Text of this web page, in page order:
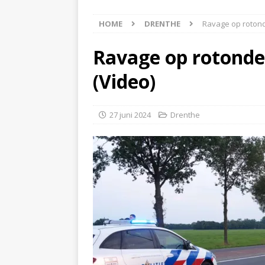
[ 4 augustus 2026 ]
Hoogeveen(Video)
[ 6 augustus 2026 ]
HOME DRENTHE Ravage op
Ravage op
(Video)
27 juni 2024 Drenthe